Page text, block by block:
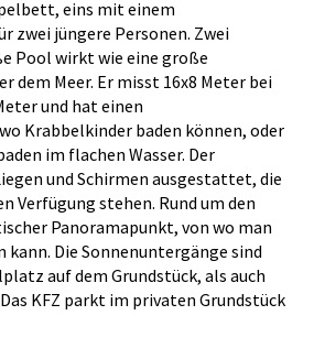
eins mit einem
zwei jüngere Personen. Zwei
Pool wirkt wie eine große
dem Meer. Er misst 16x8 Meter bei
und hat einen
Krabbelkinder baden können, oder
im flachen Wasser. Der
und Schirmen ausgestattet, die
Verfügung stehen. Rund um den
Panoramapunkt, von wo man
kann. Die Sonnenuntergänge sind
auf dem Grundstück, als auch
KFZ parkt im privaten Grundstück